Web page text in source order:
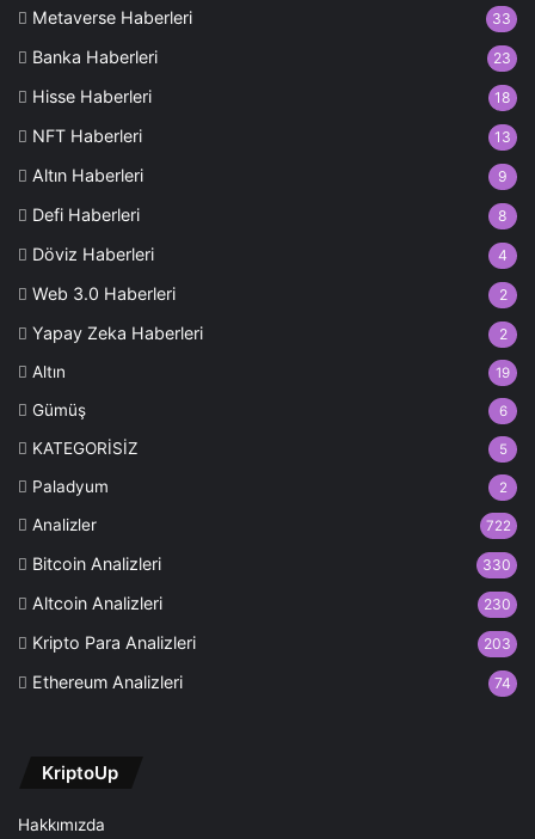
Metaverse Haberleri 33
Banka Haberleri 23
Hisse Haberleri 18
NFT Haberleri 13
Altın Haberleri 9
Defi Haberleri 8
Döviz Haberleri 4
Web 3.0 Haberleri 2
Yapay Zeka Haberleri 2
Altın 19
Gümüş 6
KATEGORİSİZ 5
Paladyum 2
Analizler 722
Bitcoin Analizleri 330
Altcoin Analizleri 230
Kripto Para Analizleri 203
Ethereum Analizleri 74
KriptoUp
Hakkımızda